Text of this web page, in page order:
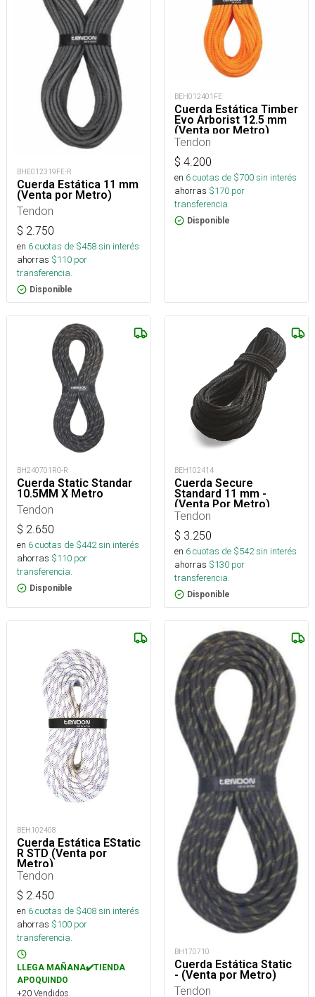
BHE012319FE-R
Cuerda Estática 11 mm
(Venta por Metro)
Tendon
$ 2.750
en 6cuotas de $458sin interés
ahorras $110 por
transferencia.
Disponible
BEH012401FE
Cuerda Estática Timber
Evo Arborist 12.5 mm
(Venta por Metro)
Tendon
$ 4.200
en 6cuotas de $700sin interés
ahorras $170 por
transferencia.
Disponible
BH240701RO-R
Cuerda Static Standar
10.5MM X Metro
Tendon
$ 2.650
en 6cuotas de $442sin interés
ahorras $110 por
transferencia.
Disponible
BEH102414
Cuerda Secure
Standard 11 mm -
(Venta Por Metro)
Tendon
$ 3.250
en 6cuotas de $542sin interés
ahorras $130 por
transferencia.
Disponible
BEH102408
Cuerda Estática EStatic
R STD (Venta por
Metro)
Tendon
$ 2.450
en 6cuotas de $408sin interés
ahorras $100 por
transferencia.
LLEGA MAÑANA✔️TIENDA
APOQUINDO
+20 Vendidos
BH170710
Cuerda Estática Static
- (Venta por Metro)
Tendon